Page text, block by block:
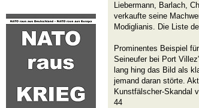
Liebermann, Barlach,
verkaufte seine
Modiglianis. Die Liste
Prominentes Beispiel
Seineufer bei Port
lang hing das Bild als
jemand daran störte.
Kunstfälscher-Skandal
44